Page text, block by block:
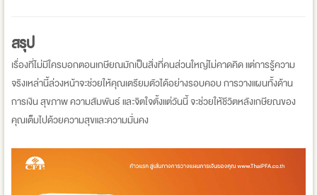
สรุป
เรื่องที่ไม่มีใครบอกตอนเกษียณมักเป็นสิ่งที่คนส่วนใหญ่ไม่คาดคิด แต่การรู้ความ
จริงเหล่านี้ล่วงหน้าจะช่วยให้คุณเตรียมตัวได้อย่างรอบคอบ การวางแผนทั้งด้าน
การเงิน สุขภาพ ความสัมพันธ์ และจิตใจตั้งแต่วันนี้ จะช่วยให้ชีวิตหลังเกษียณของ
คุณเต็มไปด้วยความสุขและความมั่นคง